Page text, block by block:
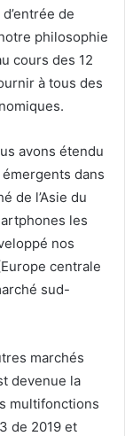
de
philosophie
cours des 12
à tous des
avons étendu
dans
de l’Asie du
les
nos
centrale
sud-
marchés
devenue la
multifonctions
de 2019 et